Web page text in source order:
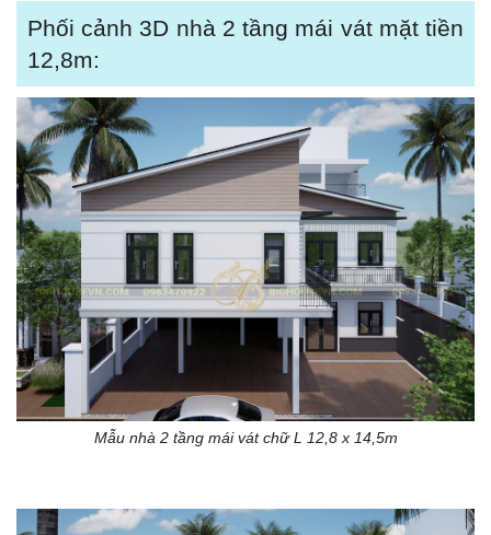
Phối cảnh 3D nhà 2 tầng mái vát mặt tiền
12,8m:
Mẫu nhà 2 tầng mái vát chữ L 12,8 x 14,5m